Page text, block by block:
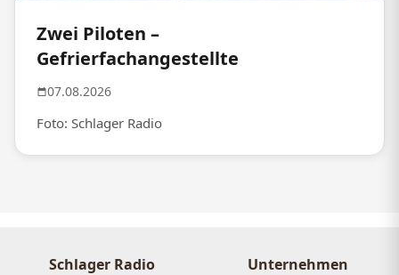
Zwei Piloten –
Gefrierfachangestellte
07.08.2026
Foto: Schlager Radio
Schlager Radio Unternehmen